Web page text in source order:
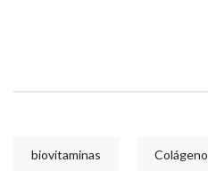
biovitaminas Colágeno